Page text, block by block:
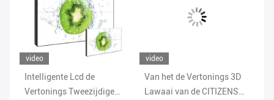
video
Intelligente Lcd de
Vertonings Tweezijdige
video
Van het de Vertonings 3D
Lawaai van de CITIZENS